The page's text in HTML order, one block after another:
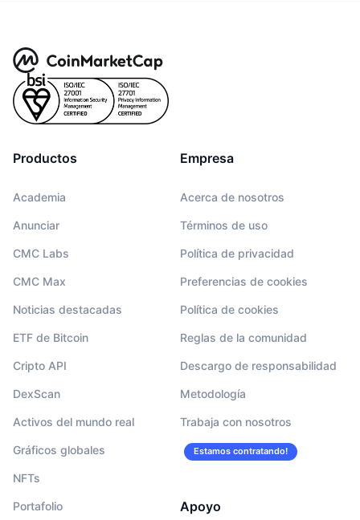
Productos
Academia
Anunciar
CMC Labs
CMC Max
Noticias destacadas
ETF de Bitcoin
Cripto API
DexScan
Activos del mundo real
Gráficos globales
NFTs
Portafolio
Empresa
Acerca de nosotros
Términos de uso
Política de privacidad
Preferencias de cookies
Política de cookies
Reglas de la comunidad
Descargo de responsabilidad
Metodología
Trabaja con nosotros
Estamos contratando!
Apoyo